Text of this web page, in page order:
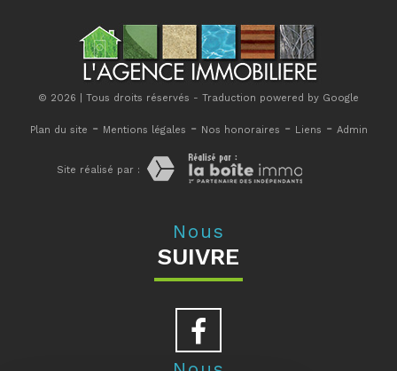
© 2026 | Tous droits réservés - Traduction powered by Google
Plan du site - Mentions légales - Nos honoraires - Liens - Admin
Site réalisé par :
Nous
SUIVRE